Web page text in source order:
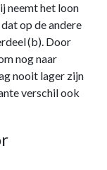
neemt het loon
op de andere
(b). Door
nog naar
nooit lager zijn
verschil ook